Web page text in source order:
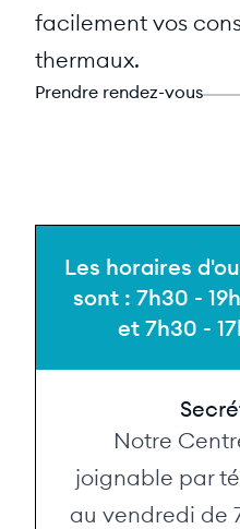
facilement vos
thermaux.
Prendre rendez-vous
Les horaires
sont : 7h30 -
et 7h30 -
Notre
joignable par
au vendredi de